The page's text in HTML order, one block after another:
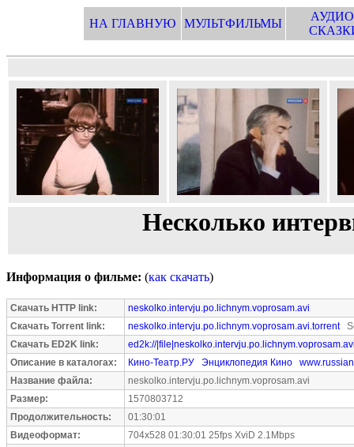
НА ГЛАВНУЮ МУЛЬТФИЛЬМЫ
Несколько
Информация о фильме: (как скачать)
Скачать HTTP link:
neskolko.intervju.po.lichnym.voprosam.avi
Скачать Torrent link:
neskolko.intervju.po.lichnym.voprosam.avi.torrent
Скачать ED2K link:
ed2k://
Описание в каталогах:
Кино-Театр.РУ Энциклопедия Кино
Название файла:
neskolko.intervju.po.lichnym.voprosam.avi
Размер:
1570803712
Продолжительность:
01:30:01
Видеоформат:
704x528 01:30:01 25fps XviD 2.1Mbps